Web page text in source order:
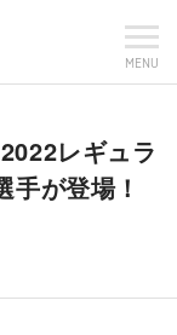
MENU
レギュラ
が登場！